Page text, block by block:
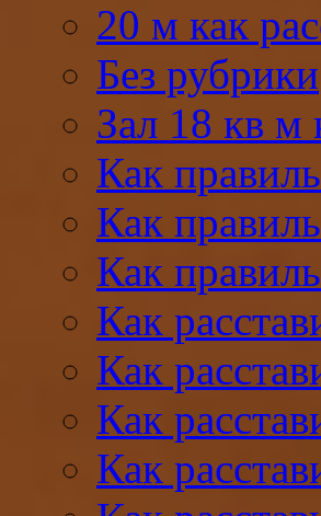
20 м как
Без рубрики
Зал 18 кв м
Как
Как
Как
Как
Как
Как
Как